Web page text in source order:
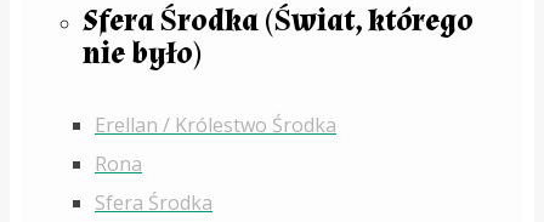
Sfera Środka (Świat, którego
nie było)
Erellan / Królestwo Środka
Rona
Sfera Środka